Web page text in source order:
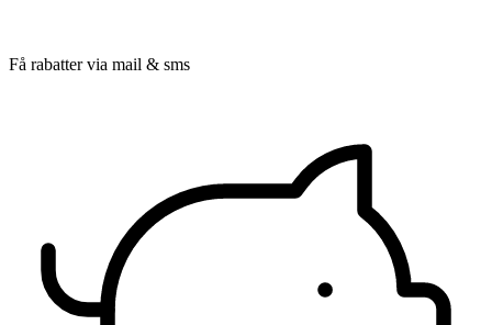
Få rabatter via mail & sms